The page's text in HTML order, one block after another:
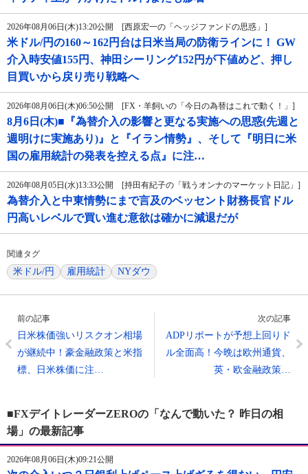
2026年08月06日(木)13:20公開 [西原宏一の「ヘッジファンドの思惑」]
米ドル/円の160～162円台は日米当局の防衛ラインに！ GW
介入時安値155円、神田シーリング152円が下値めど、押し
目買いから戻り売り戦略へ
2026年08月06日(木)06:50公開 [FX・羊飼いの「今日の為替はこれで動く！」]
8月6日(木)■『為替介入の影響と更なる実施への思惑(先週と
週明けに実施あり)』と『イラン情勢』、そして『明日に米
国の雇用統計の発表を控える点』に注…
2026年08月05日(水)13:33公開 [持田有紀子の「戦うオンナのマーケット日記」]
為替介入と中東情勢にまで言及のベッセント財務長官ドル
円高いレベルで買い進む意欲は確かに減退だが
関連タグ
米ドル/円 雇用統計 NYダウ
前の記事
日米株価強いリスクオン相場
が継続中！豪金融政策と米指
標、日米株価に注…
次の記事
ADPリポートが予想上回りド
ル全面高！今晩は欧州通貨、
英・欧金融政策…
■FXデイトレーダーZEROの「なんで動いた？ 昨日の相
場」の最新記事
2026年08月06日(木)09:21公開